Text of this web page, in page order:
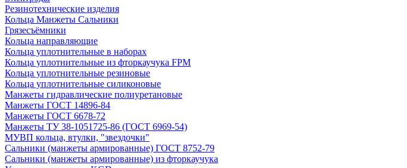
Резинотехнические изделия
Кольца Манжеты Сальники
Грязесъёмники
Кольца направляющие
Кольца уплотнительные в наборах
Кольца уплотнительные из фторкаучука FPM
Кольца уплотнительные резиновые
Кольца уплотнительные силиконовые
Манжеты гидравлические полиуретановые
Манжеты ГОСТ 14896-84
Манжеты ГОСТ 6678-72
Манжеты ТУ 38-1051725-86 (ГОСТ 6969-54)
МУВП кольца, втулки, "звездочки"
Сальники (манжеты армированные) ГОСТ 8752-79
Сальники (манжеты армированные) из фторкаучука